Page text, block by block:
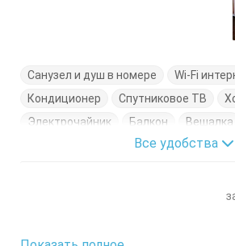
Санузел и душ в номере
Wi-Fi
Кондиционер
Спутниковое ТВ
Электрочайник
Балкон
Вешалка
Журнальный столик
Комод
Все удобства